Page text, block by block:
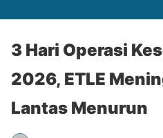
3 Hari Operasi
2026, ETLE
Lantas Menurun